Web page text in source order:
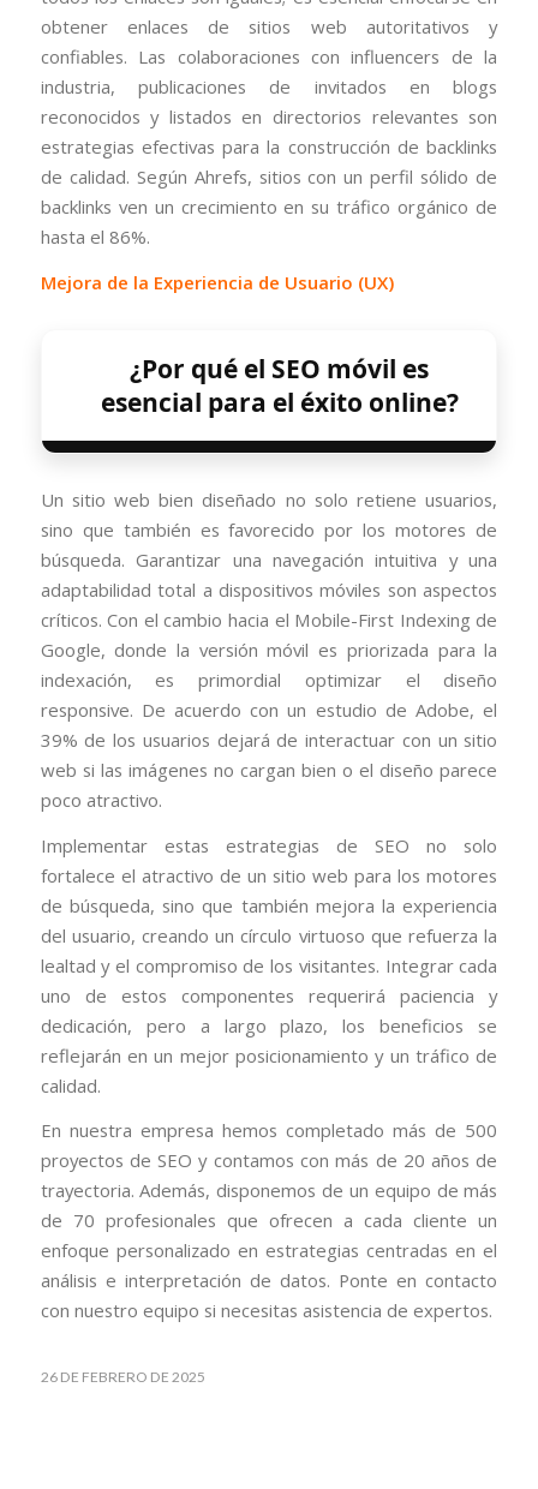
obtener enlaces de sitios web autoritativos y
confiables. Las colaboraciones con influencers de la
industria, publicaciones de invitados en blogs
reconocidos y listados en directorios relevantes son
estrategias efectivas para la construcción de backlinks
de calidad. Según Ahrefs, sitios con un perfil sólido de
backlinks ven un crecimiento en su tráfico orgánico de
hasta el 86%.
Mejora de la Experiencia de Usuario (UX)
¿Por qué el SEO móvil es
esencial para el éxito online?
Un sitio web bien diseñado no solo retiene usuarios,
sino que también es favorecido por los motores de
búsqueda. Garantizar una navegación intuitiva y una
adaptabilidad total a dispositivos móviles son aspectos
críticos. Con el cambio hacia el Mobile-First Indexing de
Google, donde la versión móvil es priorizada para la
indexación, es primordial optimizar el diseño
responsive. De acuerdo con un estudio de Adobe, el
39% de los usuarios dejará de interactuar con un sitio
web si las imágenes no cargan bien o el diseño parece
poco atractivo.
Implementar estas estrategias de SEO no solo
fortalece el atractivo de un sitio web para los motores
de búsqueda, sino que también mejora la experiencia
del usuario, creando un círculo virtuoso que refuerza la
lealtad y el compromiso de los visitantes. Integrar cada
uno de estos componentes requerirá paciencia y
dedicación, pero a largo plazo, los beneficios se
reflejarán en un mejor posicionamiento y un tráfico de
calidad.
En nuestra empresa hemos completado más de 500
proyectos de SEO y contamos con más de 20 años de
trayectoria. Además, disponemos de un equipo de más
de 70 profesionales que ofrecen a cada cliente un
enfoque personalizado en estrategias centradas en el
análisis e interpretación de datos. Ponte en contacto
con nuestro equipo si necesitas asistencia de expertos.
26 DE FEBRERO DE 2025